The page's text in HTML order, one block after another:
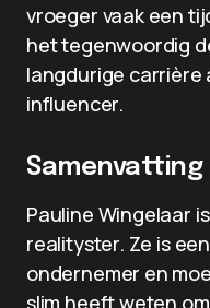
vroeger vaak een
het tegenwoordig
langdurige carrière
influencer.
Samenvatting
Pauline Wingelaar
realityster. Ze is
ondernemer en
slim heeft weten